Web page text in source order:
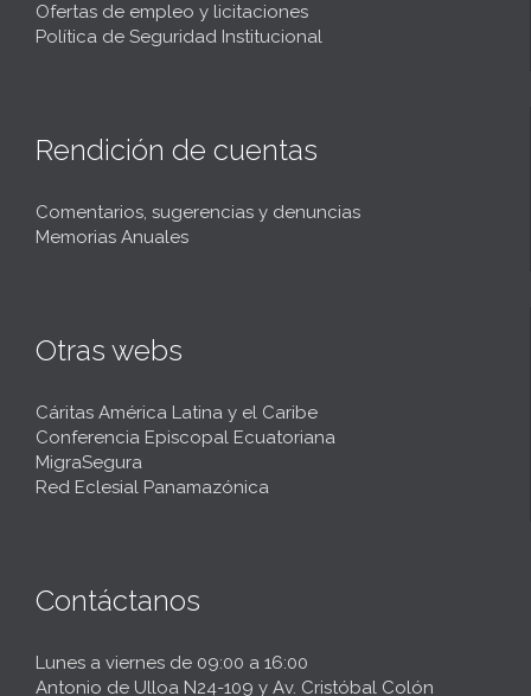
Ofertas de empleo y licitaciones
Política de Seguridad Institucional
Rendición de cuentas
Comentarios, sugerencias y denuncias
Memorias Anuales
Otras webs
Cáritas América Latina y el Caribe
Conferencia Episcopal Ecuatoriana
MigraSegura
Red Eclesial Panamazónica
Contáctanos
Lunes a viernes de 09:00 a 16:00
Antonio de Ulloa N24-109 y Av. Cristóbal Colón